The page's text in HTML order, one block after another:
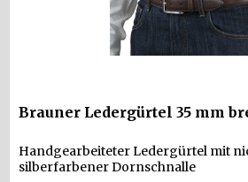
Brauner Ledergürtel 35 mm
Handgearbeiteter Ledergürtel mit
silberfarbener Dornschnalle